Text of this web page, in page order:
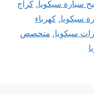
سيارة سيكويا, كراج
سيكويا, كهرباء
سيكويا, متخصص